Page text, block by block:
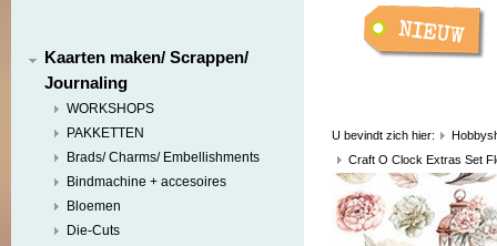
Kaarten maken/ Scrappen/
Journaling
WORKSHOPS
PAKKETTEN
Brads/ Charms/ Embellishments
Bindmachine + accesoires
Bloemen
Die-Cuts
U bevindt zich hier:
Craft O Clock Extras Set